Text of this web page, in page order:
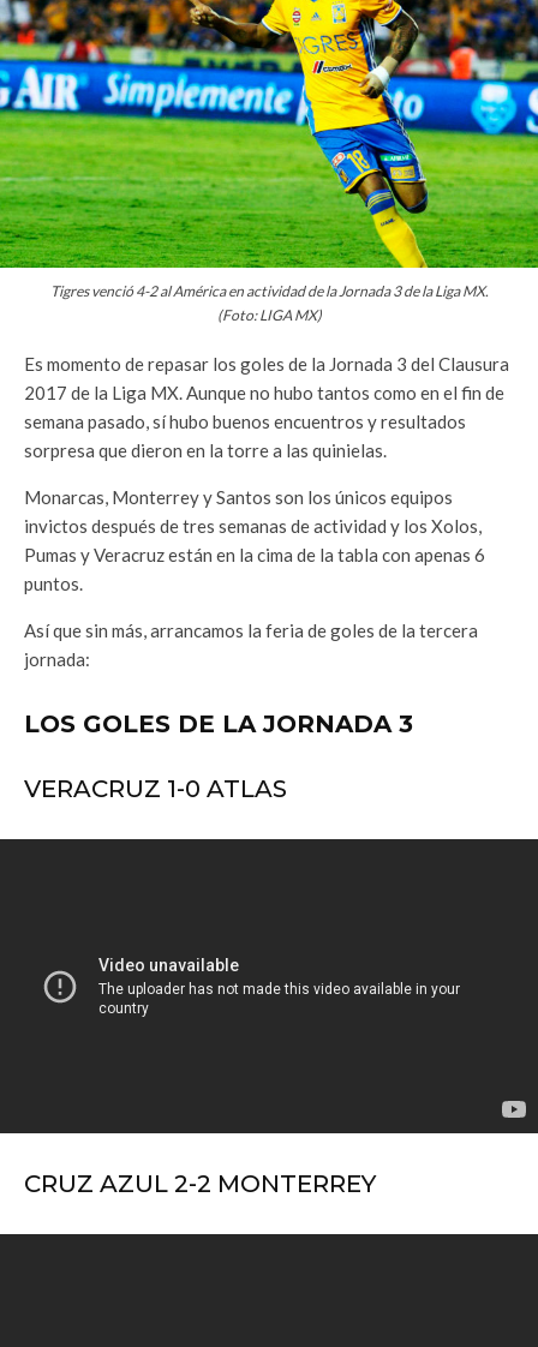
Tigres venció 4-2 al América en actividad de la Jornada 3 de la Liga MX.
(Foto: LIGA MX)
Es momento de repasar los goles de la Jornada 3 del Clausura
2017 de la Liga MX. Aunque no hubo tantos como en el fin de
semana pasado, sí hubo buenos encuentros y resultados
sorpresa que dieron en la torre a las quinielas.
Monarcas, Monterrey y Santos son los únicos equipos
invictos después de tres semanas de actividad y los Xolos,
Pumas y Veracruz están en la cima de la tabla con apenas 6
puntos.
Así que sin más, arrancamos la feria de goles de la tercera
jornada:
LOS GOLES DE LA JORNADA 3
VERACRUZ 1-0 ATLAS
CRUZ AZUL 2-2 MONTERREY